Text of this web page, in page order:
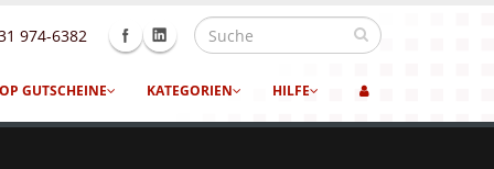
974-6382
GUTSCHEINE KATEGORIEN HILFE